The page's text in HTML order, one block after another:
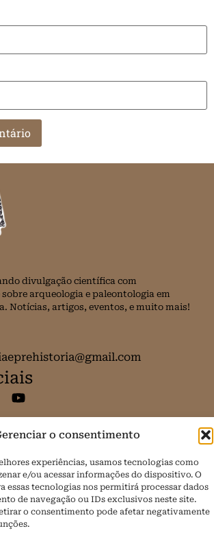
o consentimento
experiências, usamos tecnologias como
e/ou acessar informações do dispositivo. O
essas tecnologias nos permitirá processar dados
de navegação ou IDs exclusivos neste site.
o consentimento pode afetar negativamente
divulgação científica com
arqueologia e paleontologia em
Notícias, artigos, eventos, e muito mais!